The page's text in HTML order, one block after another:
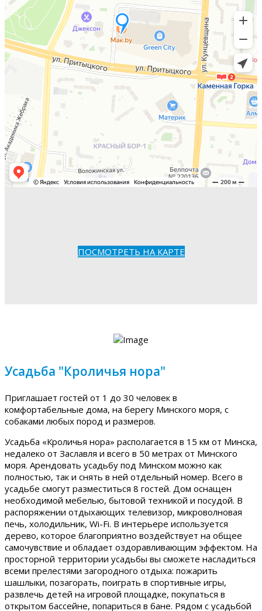
ПОСМОТРЕТЬ НА КАРТЕ
Усадьба "Кроличья нора"
Приглашает гостей от 1 до 30 человек в
комфортабельные дома, на берегу Минского моря, с
собаками любых пород и размеров.
Усадьба «Кроличья нора» располагается в 15 км от Минска,
недалеко от Заславля и всего в 50 метрах от Минского
моря. Арендовать усадьбу под Минском можно как
полностью, так и снять в ней отдельный номер. Всего в
усадьбе смогут разместиться 8 гостей. Дом оснащен
необходимой мебелью, бытовой техникой и посудой. В
распоряжении отдыхающих телевизор, микроволновая
печь, холодильник, Wi-Fi. В интерьере используется
дерево, которое благоприятно воздействует на общее
самочувствие и обладает оздоравливающим эффектом. На
просторной территории усадьбы вы сможете насладиться
всеми прелестями загородного отдыха: пожарить
шашлыки, позагорать, поиграть в спортивные игры,
развлечь детей на игровой площадке, покупаться в
открытом бассейне, попариться в бане. Рядом с усадьбой